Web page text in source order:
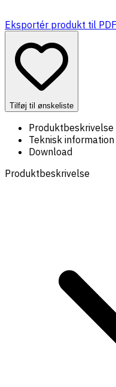
Eksportér produkt til PDF
Tilføj til ønskeliste
Produktbeskrivelse
Teknisk information
Download
Produktbeskrivelse